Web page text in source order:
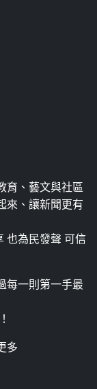
育、藝文與社區
來、讓新聞更有
也為民發聲 可信
每一則第一手最
多